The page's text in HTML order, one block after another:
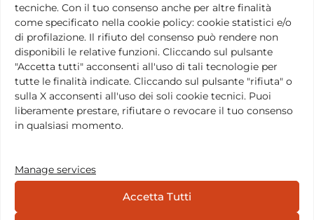
tecniche. Con il tuo consenso anche per altre finalità
come specificato nella cookie policy: cookie statistici e/o
di profilazione. Il rifiuto del consenso può rendere non
disponibili le relative funzioni. Cliccando sul pulsante
"Accetta tutti" acconsenti all'uso di tali tecnologie per
tutte le finalità indicate. Cliccando sul pulsante "rifiuta" o
sulla X acconsenti all'uso dei soli cookie tecnici. Puoi
liberamente prestare, rifiutare o revocare il tuo consenso
in qualsiasi momento.
Manage services
Accetta Tutti
communities and […]
Previous Today
Next